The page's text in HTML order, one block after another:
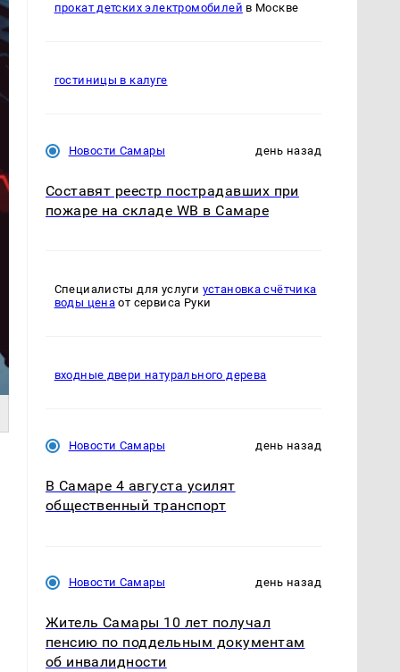
прокат детских электромобилей в Москве
гостиницы в калуге
Новости Самары день назад
Составят реестр пострадавших при
пожаре на складе WB в Самаре
Специалисты для услуги установка счётчика
воды цена от сервиса Руки
входные двери натурального дерева
Новости Самары день назад
В Самаре 4 августа усилят
общественный транспорт
Новости Самары день назад
Житель Самары 10 лет получал
пенсию по поддельным документам
об инвалидности